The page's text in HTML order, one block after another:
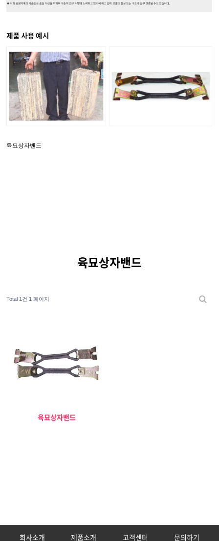
육묘상자밴드
육묘상자밴드
Total 1건 1 페이지
육묘상자밴드
회사소개 제품소개 고객센터 문의하기